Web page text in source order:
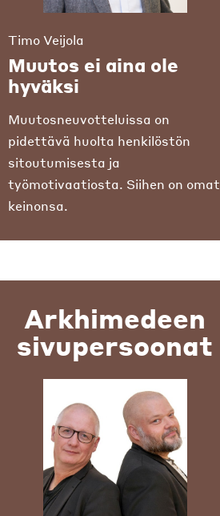
Timo Veijola
Muutos ei aina ole
hyväksi
Muutosneuvotteluissa on
pidettävä huolta henkilöstön
sitoutumisesta ja
työmotivaatiosta. Siihen on omat
keinonsa.
Arkhimedeen
sivupersoonat